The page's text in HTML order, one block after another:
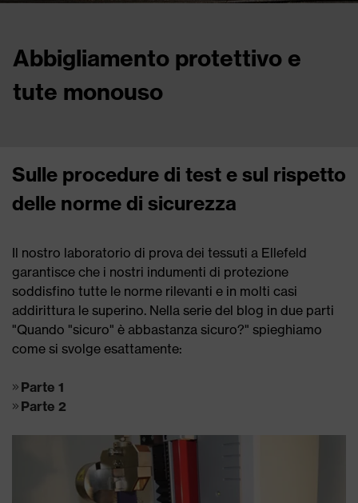
Abbigliamento protettivo e
tute monouso
Sulle procedure di test e sul rispetto
delle norme di sicurezza
Il nostro laboratorio di prova dei tessuti a Ellefeld
garantisce che i nostri indumenti di protezione
soddisfino tutte le norme rilevanti e in molti casi
addirittura le superino. Nella serie del blog in due parti
"Quando "sicuro" è abbastanza sicuro?" spieghiamo
come si svolge esattamente:
Parte 1
Parte 2